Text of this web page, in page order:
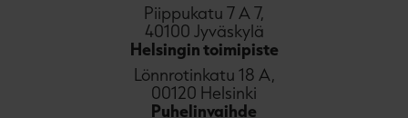
Piippukatu 7 A 7,
40100 Jyväskylä
Helsingin toimipiste
Lönnrotinkatu 18 A,
00120 Helsinki
Puhelinvaihde